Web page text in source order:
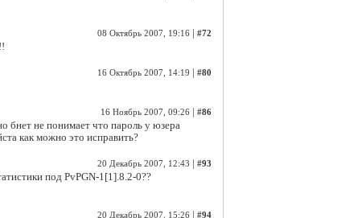
08 Октябрь 2007, 19:16 #72
16 Октябрь 2007, 14:19 #80
16 Ноябрь 2007, 09:26 #86
бнет не понимает что пароль у юзера
как можно это исправить?
20 Декабрь 2007, 12:43 #93
под PvPGN-1[1].8.2-0??
20 Декабрь 2007, 15:26 #94